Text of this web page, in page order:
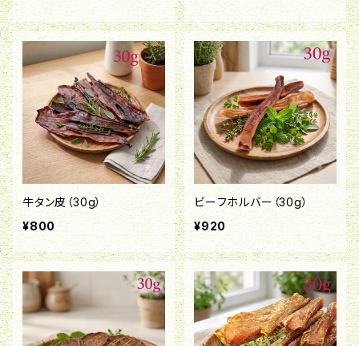
牛タン皮（30g）
¥800
ビーフホルバー（30g）
¥920